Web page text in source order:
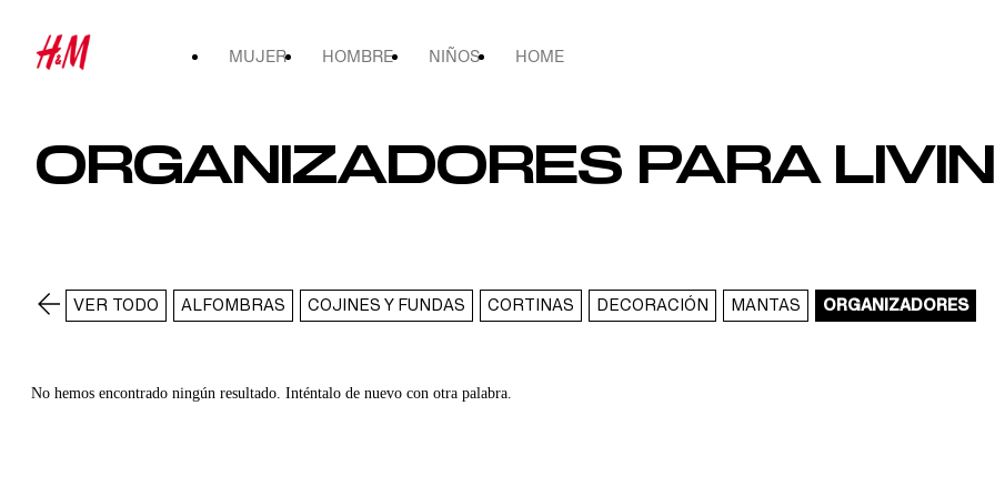
MUJER HOMBRE NIÑOS HOME
ORGANIZADORES PARA
VER TODO ALFOMBRAS COJINES Y FUNDAS CORTINAS DECORACIÓN MANTAS ORGANIZADORES
No hemos encontrado ningún resultado. Inténtalo de nuevo con otra palabra.